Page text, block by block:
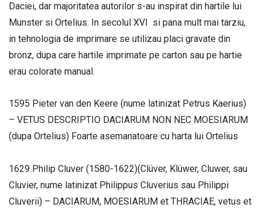
Daciei, dar majoritatea autorilor s-au inspirat din hartile lui
Munster si Ortelius. In secolul XVI si pana mult mai tarziu,
in tehnologia de imprimare se utilizau placi gravate din
bronz, dupa care hartile imprimate pe carton sau pe hartie
erau colorate manual.
1595 Pieter van den Keere (nume latinizat Petrus Kaerius)
– VETUS DESCRIPTIO DACIARUM NON NEC MOESIARUM
(dupa Ortelius) Foarte asemanatoare cu harta lui Ortelius
1629 Philip Cluver (1580-1622)(Clüver, Klüwer, Cluwer, sau
Cluvier, nume latinizat Philippus Cluverius sau Philippi
Cluverii) – DACIARUM, MOESIARUM et THRACIAE, vetus et